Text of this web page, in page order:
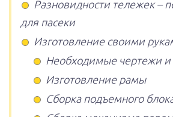
Разновидности тележек –
для пасеки
Изготовление своими
Необходимые чертежи
Изготовление рамы
Сборка подъемного